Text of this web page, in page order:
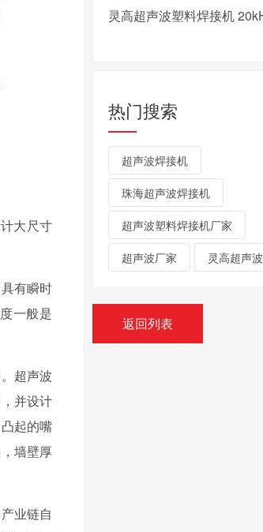
大尺寸
有瞬时
一般是
超声波
并设计
起的嘴
墙壁厚
业链自
热门搜索
超声波焊接机
珠海超声波焊接机
超声波塑料焊接机厂家
超声波厂家 灵高超声波
返回列表